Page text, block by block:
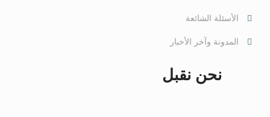
الأسئلة الشائعة
المدونة وآخر الأخبار
نحن نقبل